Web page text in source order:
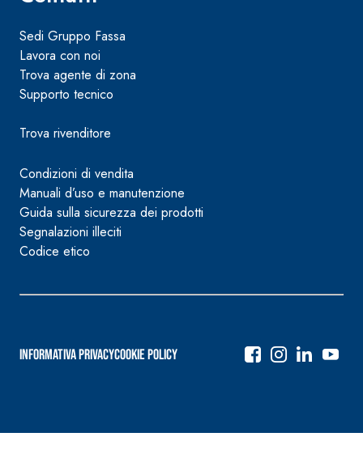
Sedi Gruppo Fassa
Lavora con noi
Trova agente di zona
Supporto tecnico
Trova rivenditore
Condizioni di vendita
Manuali d’uso e manutenzione
Guida sulla sicurezza dei prodotti
Segnalazioni illeciti
Codice etico
Informativa PrivacyCookie Policy